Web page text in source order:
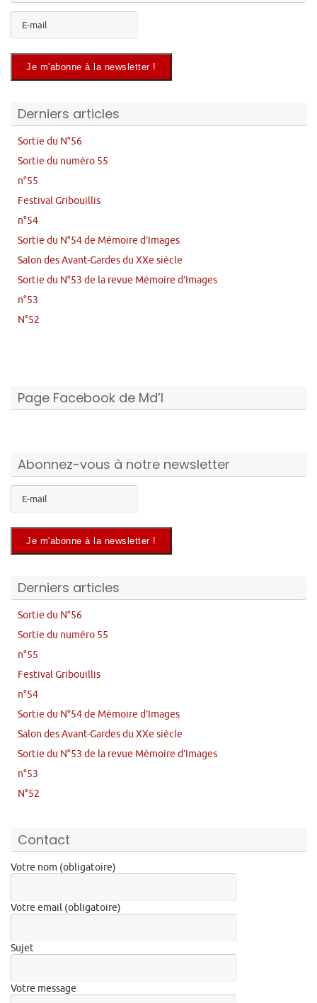
Derniers articles
Sortie du N°56
Sortie du numéro 55
n°55
Festival Gribouillis
n°54
Sortie du N°54 de Mémoire d’Images
Salon des Avant-Gardes du XXe siècle
Sortie du N°53 de la revue Mémoire d’Images
n°53
N°52
Page Facebook de Md’I
Abonnez-vous à notre newsletter
Derniers articles
Sortie du N°56
Sortie du numéro 55
n°55
Festival Gribouillis
n°54
Sortie du N°54 de Mémoire d’Images
Salon des Avant-Gardes du XXe siècle
Sortie du N°53 de la revue Mémoire d’Images
n°53
N°52
Contact
Votre nom (obligatoire)
Votre email (obligatoire)
Sujet
Votre message